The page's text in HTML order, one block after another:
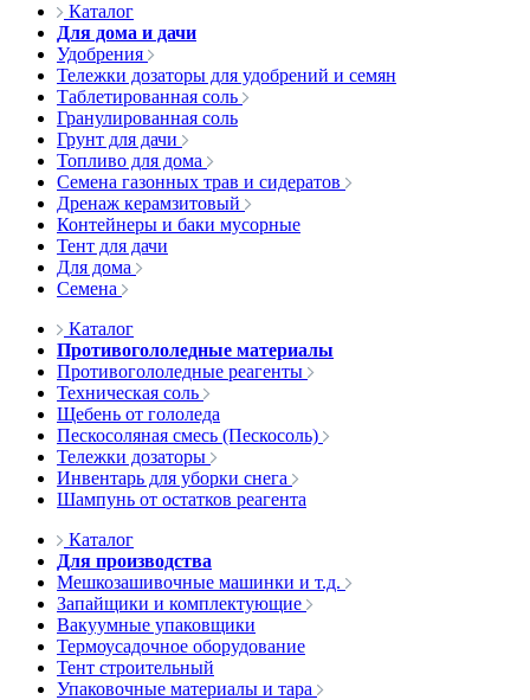
Каталог
Для дома и дачи
Удобрения
Тележки дозаторы для удобрений и семян
Таблетированная соль
Гранулированная соль
Грунт для дачи
Топливо для дома
Семена газонных трав и сидератов
Дренаж керамзитовый
Контейнеры и баки мусорные
Тент для дачи
Для дома
Семена
Каталог
Противогололедные материалы
Противогололедные реагенты
Техническая соль
Щебень от гололеда
Пескосоляная смесь (Пескосоль)
Тележки дозаторы
Инвентарь для уборки снега
Шампунь от остатков реагента
Каталог
Для производства
Мешкозашивочные машинки и т.д.
Запайщики и комплектующие
Вакуумные упаковщики
Термоусадочное оборудование
Тент строительный
Упаковочные материалы и тара